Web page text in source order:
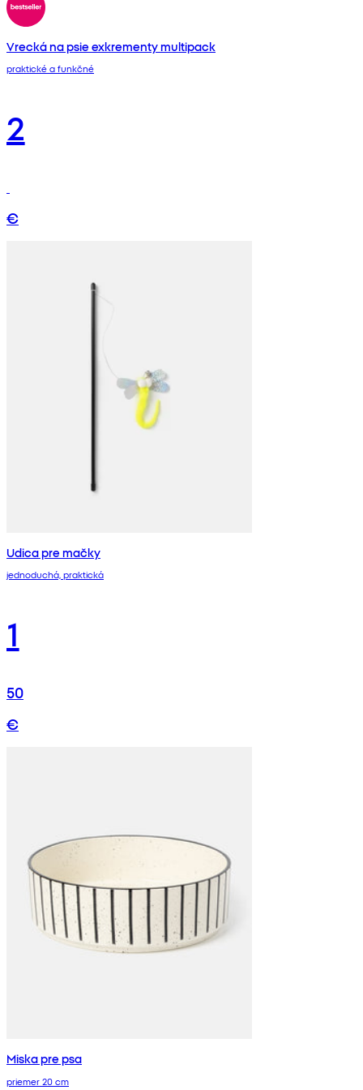
Vrecká na psie exkrementy multipack
praktické a funkčné
2
€
Udica pre mačky
jednoduchá, praktická
1
50
€
Miska pre psa
priemer 20 cm